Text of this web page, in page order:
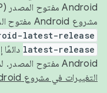
مشروع Android مفتوح المصدر والمساهمة فيه، استخدِم
latest-release
latest-release
Android مفتوح المصدر. لمزيد من المعلومات، يُرجى الاطّلاع على
التغييرات في مشروع Android مفتوح المصدر